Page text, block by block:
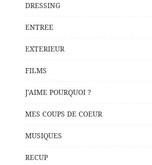
DRESSING
ENTREE
EXTERIEUR
FILMS
J'AIME POURQUOI ?
MES COUPS DE COEUR
MUSIQUES
RECUP